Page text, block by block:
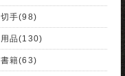
手(98)
品(130)
籍(63)